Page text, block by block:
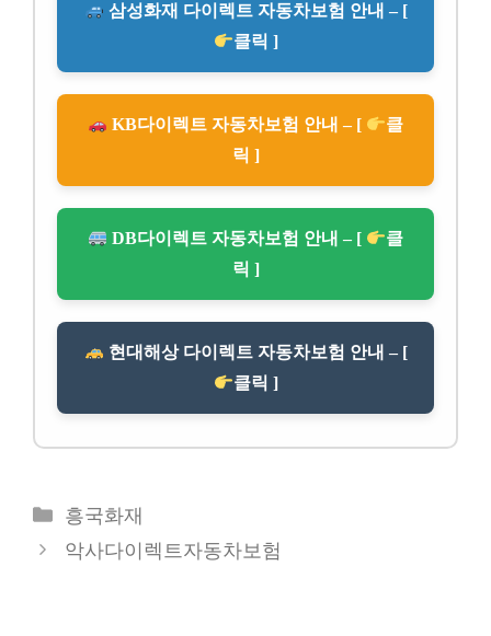
삼성화재 다이렉트 자동차보험 안내 – [
클릭 ]
KB다이렉트 자동차보험 안내 – [
클
릭 ]
DB다이렉트 자동차보험 안내 – [
클
릭 ]
현대해상 다이렉트 자동차보험 안내 – [
클릭 ]
카
테
흥국화재
악사다이렉트자동차보험